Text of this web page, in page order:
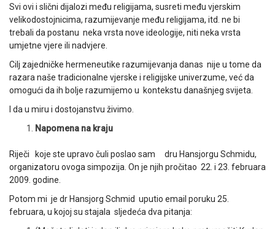
Svi ovi i slični dijalozi među religijama, susreti među vjerskim
velikodostojnicima, razumijevanje među religijama, itd. ne bi
trebali da postanu neka vrsta nove ideologije, niti neka vrsta
umjetne vjere ili nadvjere.
Cilj zajedničke hermeneutike razumijevanja danas nije u tome da
razara naše tradicionalne vjerske i religijske univerzume, već da
omogući da ih bolje razumijemo u kontekstu današnjeg svijeta.
I da u miru i dostojanstvu živimo.
Napomena na kraju
Riječi koje ste upravo čuli poslao sam dru Hansjorgu Schmidu,
organizatoru ovoga simpozija. On je njih pročitao 22. i 23. februara
2009. godine.
Potom mi je dr Hansjorg Schmid uputio email poruku 25.
februara, u kojoj su stajala sljedeća dva pitanja: